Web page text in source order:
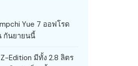
Yue 7 ออฟโรด
กันยายนนี้
Z-Edition มีทั้ง 2.8 ลิตร